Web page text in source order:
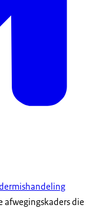
afwegingskaders die